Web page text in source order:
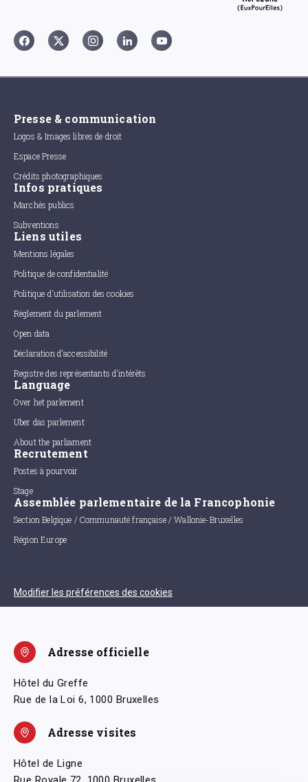
Presse & communication
Logos & Images libres de droit
Espace Presse
Crédits photographiques
Infos pratiques
Marchés publics
Subventions
Liens utiles
Mentions légales
Politique de confidentialité
Politique d'utilisation des cookies
Règlement du parlement
Open data
Déclaration d'accessibilité
Registre des représentants d'intérêts
Language
Over het parlement
Uber das parlement
About the parliament
Recrutement
Postes à pourvoir
Stage
Assemblée parlementaire de la Francophonie
Section Belgique / Communauté française / Wallonie-Bruxelles
Région Europe
Modifier les préférences des cookies
Adresse officielle
Hôtel du Greffe
Rue de la Loi 6, 1000 Bruxelles
Adresse visites
Hôtel de Ligne